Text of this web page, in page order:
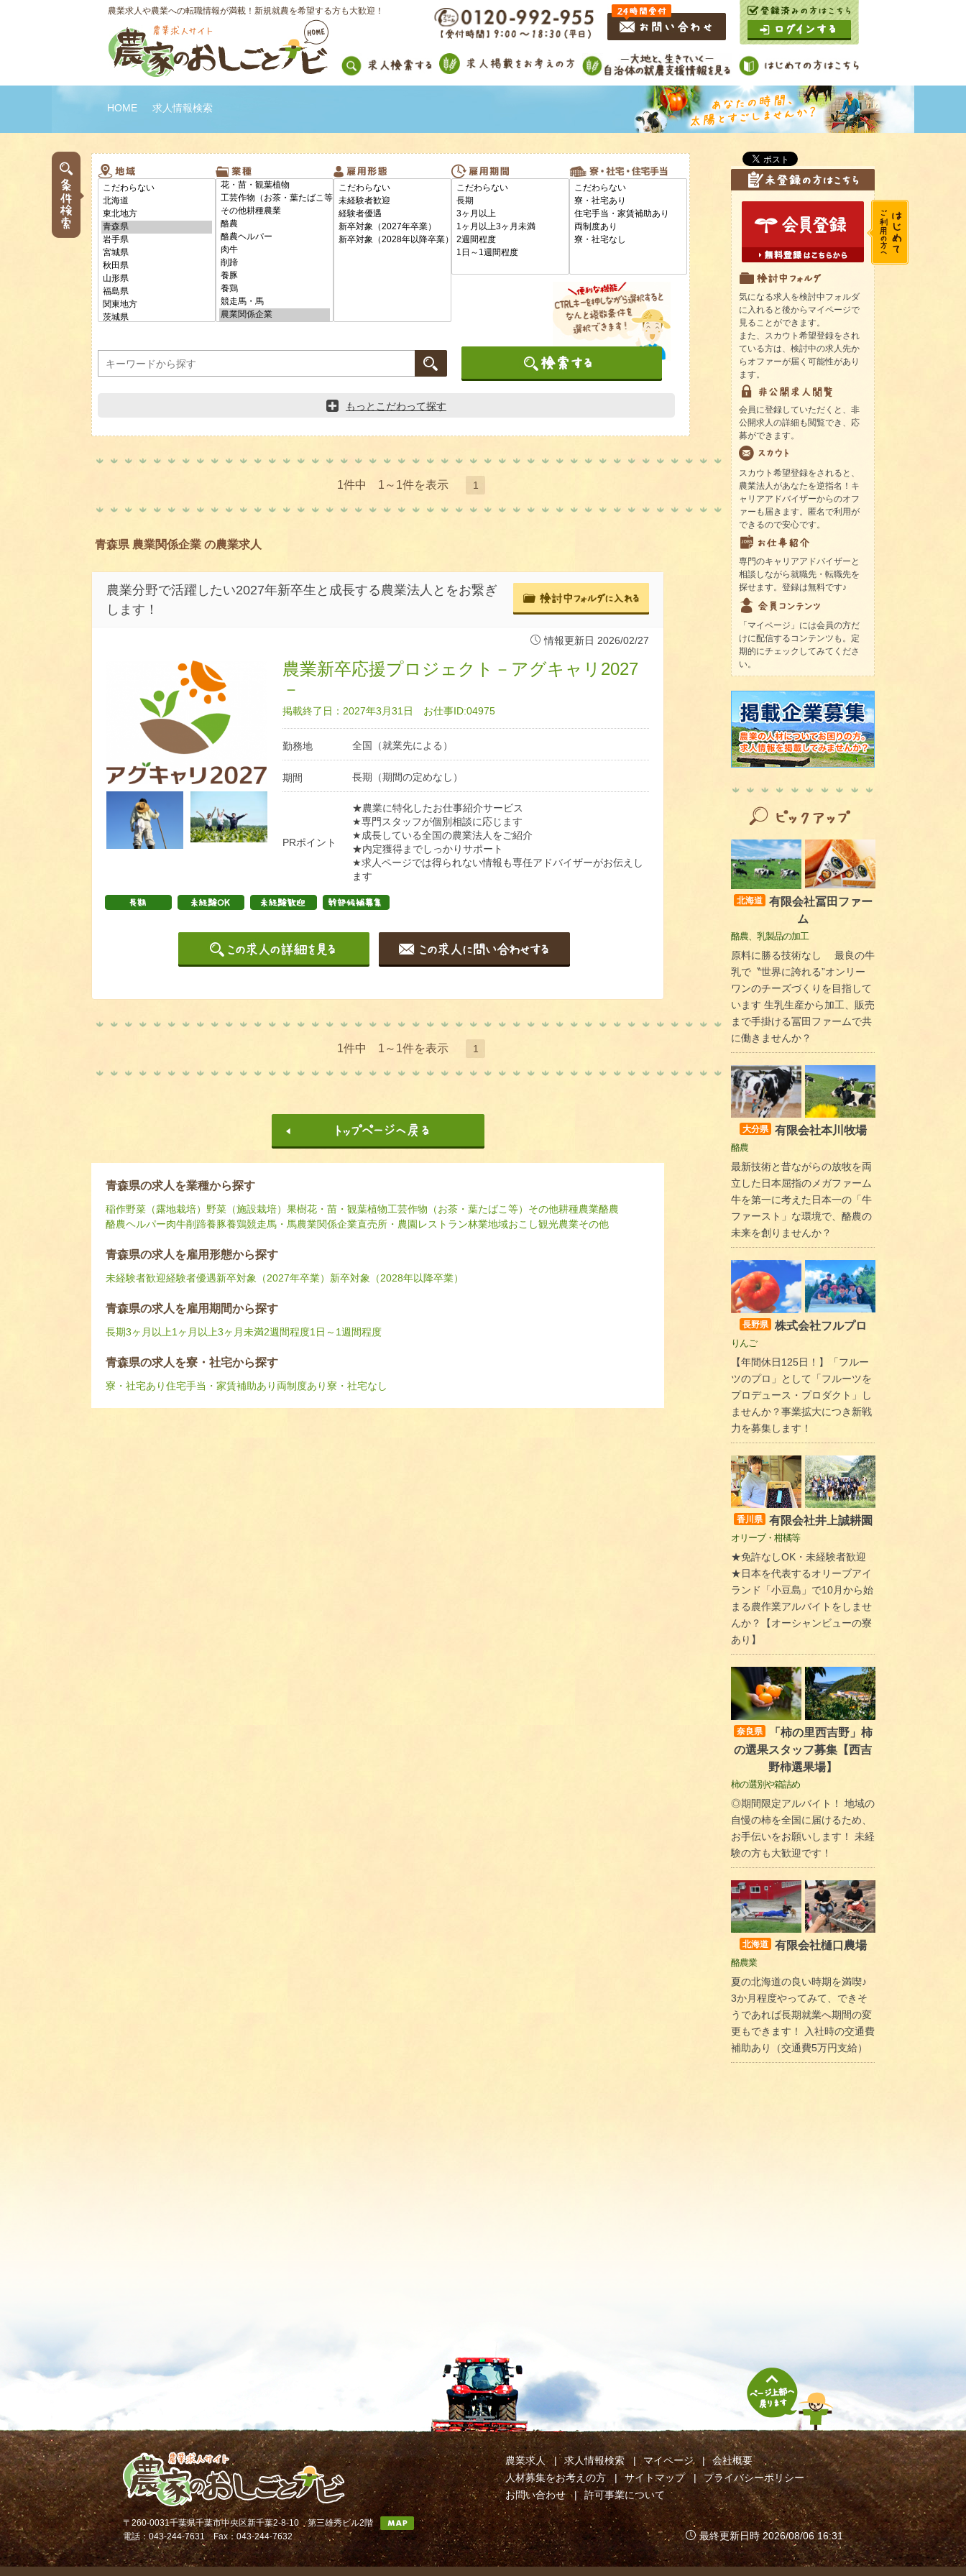
農業求人や農業への転職情報が満載！新規就農を希望する方も大歓迎！
HOME 求人情報検索
もっとこだわって探す
1件中 1～1件を表示 1
青森県 農業関係企業 の農業求人
農業分野で活躍したい2027年新卒生と成長する農業法人とをお繋ぎ
します！
情報更新日 2026/02/27
農業新卒応援プロジェクト－アグキャリ2027
－
掲載終了日：2027年3月31日 お仕事ID:04975
勤務地 全国（就業先による）
期間 長期（期間の定めなし）
PRポイント
★農業に特化したお仕事紹介サービス
★専門スタッフが個別相談に応じます
★成長している全国の農業法人をご紹介
★内定獲得までしっかりサポート
★求人ページでは得られない情報も専任アドバイザーがお伝えし
ます
1件中 1～1件を表示 1
青森県の求人を業種から探す
稲作野菜（露地栽培） 野菜（施設栽培） 果樹花・苗・観葉植物工芸作物（お茶・葉たばこ等） その他耕種農業酪農
酪農ヘルパー肉牛削蹄養豚養鶏競走馬・馬農業関係企業直売所・農園レストラン林業地域おこし観光農業その他
青森県の求人を雇用形態から探す
未経験者歓迎経験者優遇新卒対象（2027年卒業） 新卒対象（2028年以降卒業）
青森県の求人を雇用期間から探す
長期3ヶ月以上1ヶ月以上3ヶ月未満2週間程度1日～1週間程度
青森県の求人を寮・社宅から探す
寮・社宅あり住宅手当・家賃補助あり 両制度あり寮・社宅なし
気になる求人を検討中フォルダ
に入れると後からマイページで
見ることができます。
また、スカウト希望登録をされ
ている方は、検討中の求人先か
らオファーが届く可能性があり
ます。
会員に登録していただくと、非
公開求人の詳細も閲覧でき、応
募ができます。
スカウト希望登録をされると、
農業法人があなたを逆指名！キ
ャリアアドバイザーからのオフ
ァーも届きます。匿名で利用が
できるので安心です。
専門のキャリアアドバイザーと
相談しながら就職先・転職先を
探せます。登録は無料です♪
「マイページ」には会員の方だ
けに配信するコンテンツも。定
期的にチェックしてみてくださ
い。
北海道
有限会社冨田ファー
ム
酪農、乳製品の加工
原料に勝る技術なし 最良の牛
乳で〝世界に誇れる”オンリー
ワンのチーズづくりを目指して
います 生乳生産から加工、販売
まで手掛ける冨田ファームで共
に働きませんか？
大分県 有限会社本川牧場
酪農
最新技術と昔ながらの放牧を両
立した日本屈指のメガファーム
牛を第一に考えた日本一の「牛
ファースト」な環境で、酪農の
未来を創りませんか？
長野県 株式会社フルプロ
りんご
【年間休日125日！】「フルー
ツのプロ」として「フルーツを
プロデュース・プロダクト」し
ませんか？事業拡大につき新戦
力を募集します！
香川県 有限会社井上誠耕園
オリーブ・柑橘等
★免許なしOK・未経験者歓迎
★日本を代表するオリーブアイ
ランド「小豆島」で10月から始
まる農作業アルバイトをしませ
んか？【オーシャンビューの寮
あり】
奈良県
「柿の里西吉野」柿
の選果スタッフ募集【西吉
野柿選果場】
柿の選別や箱詰め
◎期間限定アルバイト！ 地域の
自慢の柿を全国に届けるため、
お手伝いをお願いします！ 未経
験の方も大歓迎です！
北海道 有限会社樋口農場
酪農業
夏の北海道の良い時期を満喫♪
3か月程度やってみて、できそ
うであれば長期就業へ期間の変
更もできます！ 入社時の交通費
補助あり（交通費5万円支給）
〒260-0031千葉県千葉市中央区新千葉2-8-10 第三雄秀ビル2階
電話：043-244-7631 Fax：043-244-7632
農業求人 求人情報検索 マイページ
会社概要
人材募集をお考えの方
サイトマップ
プライバシーポリシー
お問い合わせ
許可事業について
最終更新日時 2026/08/06 16:31